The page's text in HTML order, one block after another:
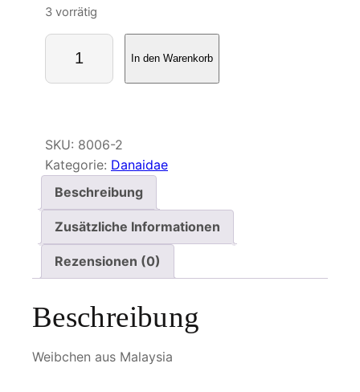
3 vorrätig
D
n
s
a
s
a
e
g
In den Warenkorb
SKU: 8006-2
Kategorie: Danaidae
Beschreibung
Zusätzliche Informationen
Rezensionen (0)
Beschreibung
Weibchen aus Malaysia